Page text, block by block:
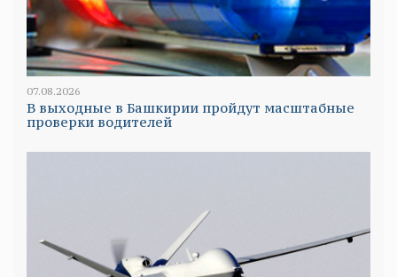
07.08.2026
В выходные в Башкирии пройдут масштабные
проверки водителей